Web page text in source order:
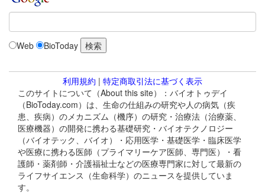
Web BioToday
利用規約 | 特定商取引法に基づく表示
このサイトについて（About this site）：バイオトゥデイ
（BioToday.com）は、生命の仕組みの研究や人の病気（疾
患、疾病）のメカニズム（機序）の研究・治療法（治療薬、
医療機器）の開発に携わる基礎研究・バイオテクノロジー
（バイオテック、バイオ）・応用医学・基礎医学・臨床医学
や医療に携わる医師（プライマリーケア医師、専門医）・看
護師・薬剤師・介護福祉士などの医療専門家に対して最新の
ライフサイエンス（生命科学）のニュースを提供していま
す。